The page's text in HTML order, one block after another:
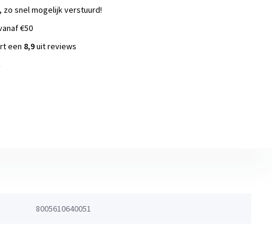
zo snel mogelijk verstuurd!
€50
een 8,9uit reviews
8005610640051